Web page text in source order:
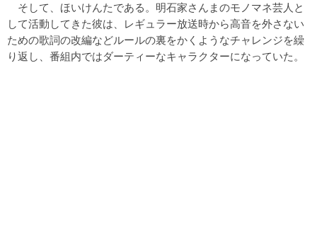
そして、ほいけんたである。明石家さんまのモノマネ芸人と
して活動してきた彼は、レギュラー放送時から高音を外さない
ための歌詞の改編などルールの裏をかくようなチャレンジを繰
り返し、番組内ではダーティーなキャラクターになっていた。